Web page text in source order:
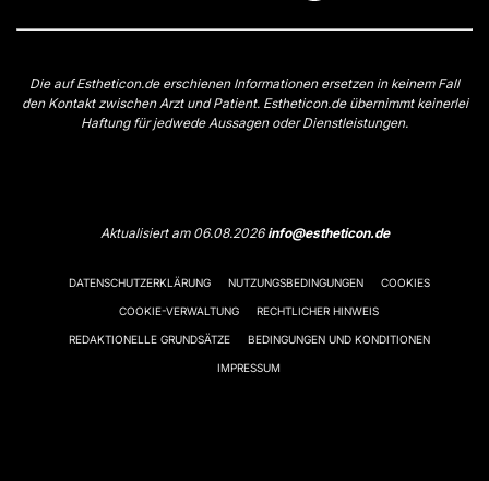
Die auf Estheticon.de erschienen Informationen ersetzen in keinem Fall
den Kontakt zwischen Arzt und Patient. Estheticon.de übernimmt keinerlei
Haftung für jedwede Aussagen oder Dienstleistungen.
Aktualisiert am 06.08.2026info@estheticon.de
DATENSCHUTZERKLÄRUNG NUTZUNGSBEDINGUNGEN COOKIES
COOKIE-VERWALTUNG RECHTLICHER HINWEIS
REDAKTIONELLE GRUNDSÄTZE BEDINGUNGEN UND KONDITIONEN
IMPRESSUM